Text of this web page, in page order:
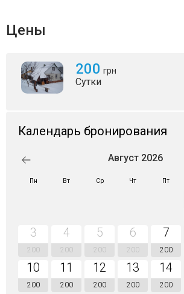
Цены
200 грн
Сутки
Календарь бронирования
Август 2026
Пн Вт Ср Чт Пт
3
200
4
200
5
200
6
200
7
200
10
200
11
200
12
200
13
200
14
200